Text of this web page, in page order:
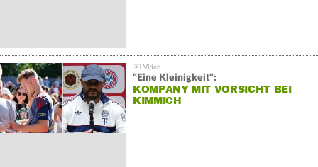
"Eine Kleinigkeit":
KOMPANY MIT VORSICHT BEI
KIMMICH